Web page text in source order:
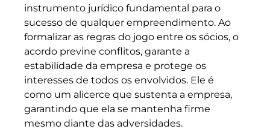
instrumento jurídico fundamental para o
sucesso de qualquer empreendimento. Ao
formalizar as regras do jogo entre os sócios, o
acordo previne conflitos, garante a
estabilidade da empresa e protege os
interesses de todos os envolvidos. Ele é
como um alicerce que sustenta a empresa,
garantindo que ela se mantenha firme
mesmo diante das adversidades.